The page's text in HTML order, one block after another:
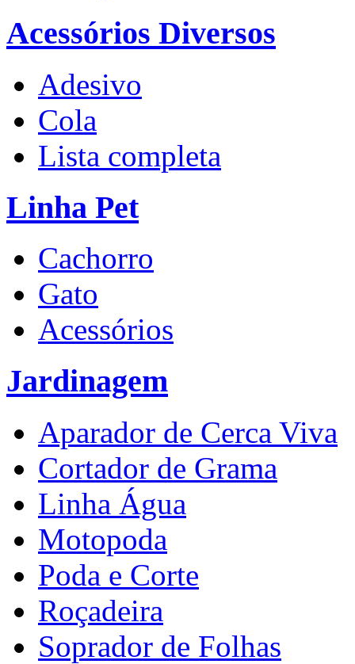
Acessórios Diversos
Adesivo
Cola
Lista completa
Linha Pet
Cachorro
Gato
Acessórios
Jardinagem
Aparador de Cerca Viva
Cortador de Grama
Linha Água
Motopoda
Poda e Corte
Roçadeira
Soprador de Folhas